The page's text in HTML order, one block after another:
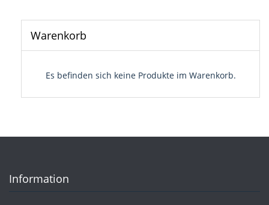
Warenkorb
Es befinden sich keine Produkte im Warenkorb.
Information